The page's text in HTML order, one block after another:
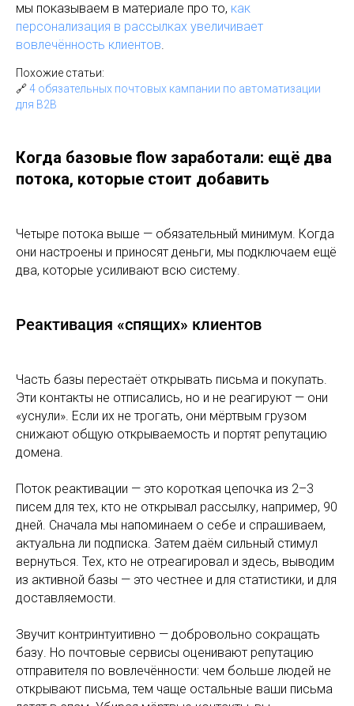
мы показываем в материале про то, как
персонализация в рассылках увеличивает
вовлечённость клиентов.
Похожие статьи:
🔗4 обязательных почтовых кампании по автоматизации
для B2B
Когда базовые flow заработали: ещё два
потока, которые стоит добавить
Четыре потока выше — обязательный минимум. Когда
они настроены и приносят деньги, мы подключаем ещё
два, которые усиливают всю систему.
Реактивация «спящих» клиентов
Часть базы перестаёт открывать письма и покупать.
Эти контакты не отписались, но и не реагируют — они
«уснули». Если их не трогать, они мёртвым грузом
снижают общую открываемость и портят репутацию
домена.
Поток реактивации — это короткая цепочка из 2–3
писем для тех, кто не открывал рассылку, например, 90
дней. Сначала мы напоминаем о себе и спрашиваем,
актуальна ли подписка. Затем даём сильный стимул
вернуться. Тех, кто не отреагировал и здесь, выводим
из активной базы — это честнее и для статистики, и для
доставляемости.
Звучит контринтуитивно — добровольно сокращать
базу. Но почтовые сервисы оценивают репутацию
отправителя по вовлечённости: чем больше людей не
открывают письма, тем чаще остальные ваши письма